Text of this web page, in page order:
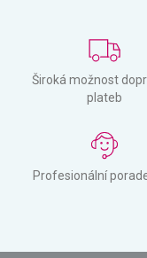
Široká možnost
plateb
Profesionální